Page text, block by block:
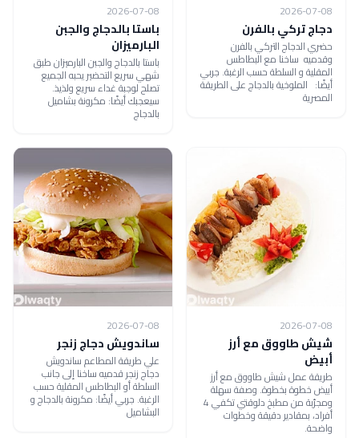
2026-07-08
دجاج تركي بالفرن
حضري الدجاج التركي بالفرن
وقدميه ساخنا مع البطاطس
المقلية و السلطة حسب الرغبة. جربي
أيضًا: الملوخية بالدجاج على الطريقة
المصرية
2026-07-08
باستا بالدجاج والجبن
البارميزان
باستا بالدجاج والجبن البارميزان طبق
شهي سريع التحضير يحبه الجميع
تصلح لوجبة غداء سريع ولذيذ.
سيعجبك أيضًا: مكرونة بشاميل
بالدجاج
2026-07-08
شيش طاووق مع أرز
أبيض
طريقة عمل شيش طاووق مع أرز
أبيض خطوة بخطوة. وصفة سهلة
ومجرّبة من مطبخ دلوقتي تكفي 4
أفراد، بمقادير دقيقة وخطوات
واضحة.
2026-07-08
ساندويش دجاج زنجر
علي طريقة المطاعم ساندويش
دجاج زنجر قدميه ساخنا إلى جانب
السلطة أو البطاطس المقلية حسب
الرغبة. جربي أيضًا: مكرونة بالدجاج و
البشاميل